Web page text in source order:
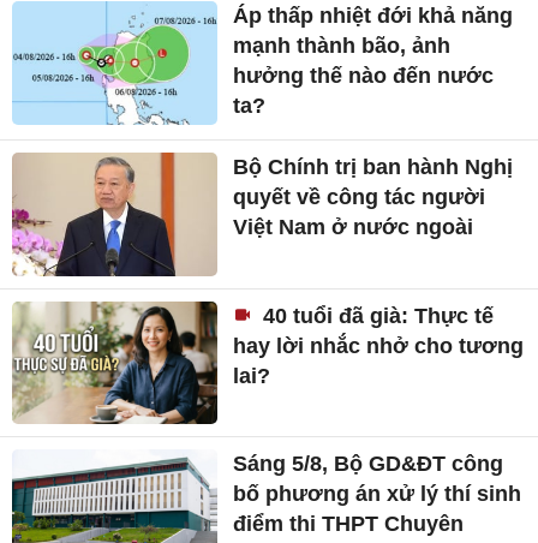
Áp thấp nhiệt đới khả năng
mạnh thành bão, ảnh
hưởng thế nào đến nước
ta?
Bộ Chính trị ban hành Nghị
quyết về công tác người
Việt Nam ở nước ngoài
40 tuổi đã già: Thực tế
hay lời nhắc nhở cho tương
lai?
Sáng 5/8, Bộ GD&ĐT công
bố phương án xử lý thí sinh
điểm thi THPT Chuyên